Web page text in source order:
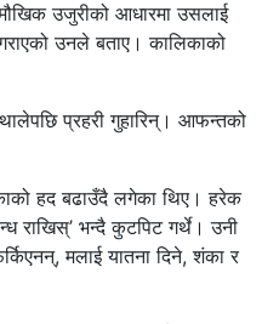
उजुरीको आधारमा उसलाई
उनले बताए। कालिकाको
प्रहरी गुहारिन्। आफन्तको
हद बढाउँदै लगेका थिए। हरेक
राखिस्’ भन्दै कुटपिट गर्थे। उनी
मलाई यातना दिने, शंका र